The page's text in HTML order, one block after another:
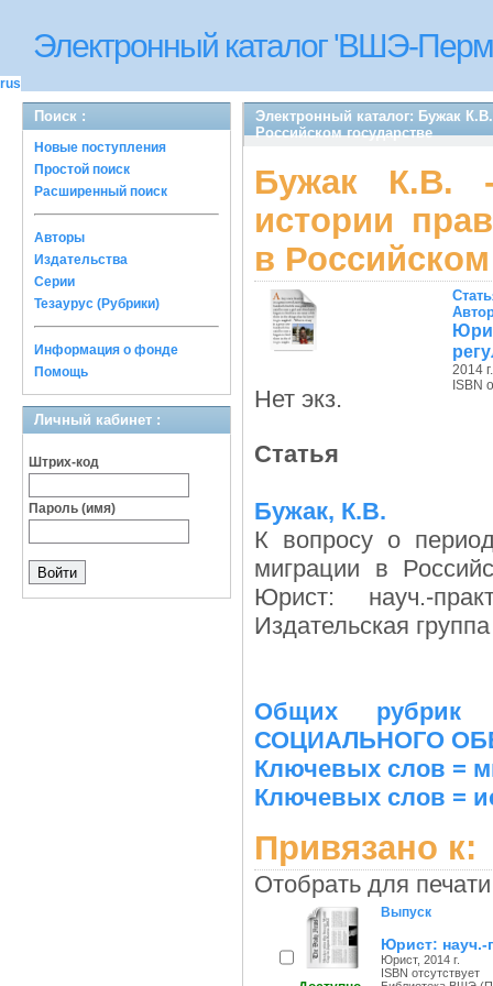
Электронный каталог 'ВШЭ-
rus
Поиск :
Новые поступления
Простой поиск
Расширенный поиск
Авторы
Издательства
Серии
Тезаурус (Рубрики)
Информация о фонде
Помощь
Личный кабинет :
Штрих-код
Пароль (имя)
Электронный каталог: Бужак
Российском государстве
Бужак К.В.
истории
в
Нет экз.
2014 г.
ISBN
Статья
Бужак, К.В.
К вопросу о
миграции в
Юрист: науч.-
Издательская
Общих
СОЦИАЛЬНОГО
Ключевых слов =
Ключевых слов =
Привязано к:
Отобрать для
Выпуск
Юрист: науч.-
Юрист, 2014 г.
ISBN отсутствует